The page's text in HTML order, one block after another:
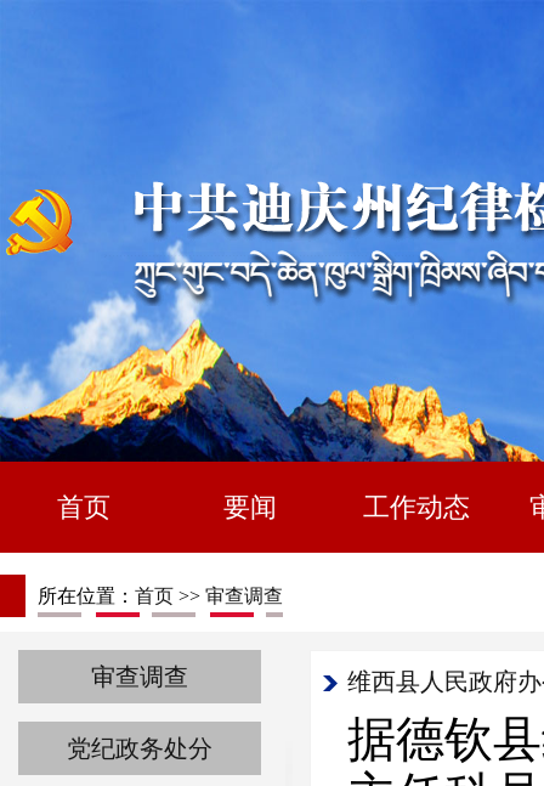
首页 要闻 工作动态
所在位置： 首页 >> 审查调查
审查调查
党纪政务处分
维西县人民政府
据德钦